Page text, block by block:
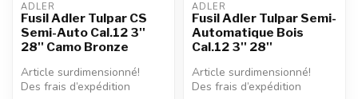
ADLER
Fusil Adler Tulpar CS
Semi-Auto Cal.12 3''
28'' Camo Bronze
Article surdimensionné!
Des frais d’expédition
ADLER
Fusil Adler Tulpar Semi-
Automatique Bois
Cal.12 3'' 28''
Article surdimensionné!
Des frais d’expédition